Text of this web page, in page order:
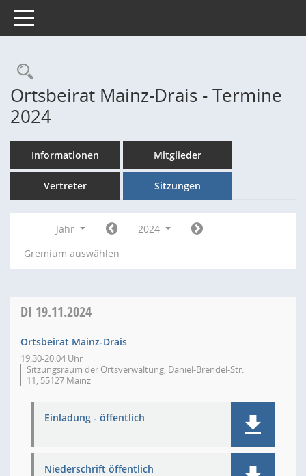
Toggle navigation
Rechercheauswahl
Ortsbeirat Mainz-Drais - Termine
2024
Informationen Mitglieder
Vertreter Sitzungen
Jahr
2024
Gremium auswählen
DI 19.11.2024
Ortsbeirat Mainz-Drais
19:30-20:04 Uhr
Sitzungsraum der Ortsverwaltung, Daniel-Brendel-Str.
11, 55127 Mainz
Einladung - öffentlich
Niederschrift öffentlich